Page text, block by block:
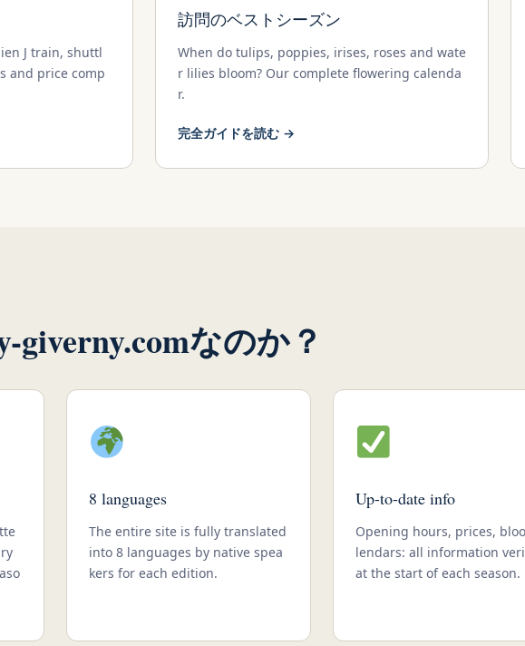
J train, shuttl
and price comp
訪問のベストシーズン
When do tulips, poppies, irises, roses and wate
r lilies bloom? Our complete flowering calenda
r.
完全ガイドを読む →
giverny.comなのか？
8 languages
The entire site is fully translated
into 8 languages by native spea
kers for each edition.
Up-to-date info
Opening hours, prices,
lendars: all information
at the start of each season.